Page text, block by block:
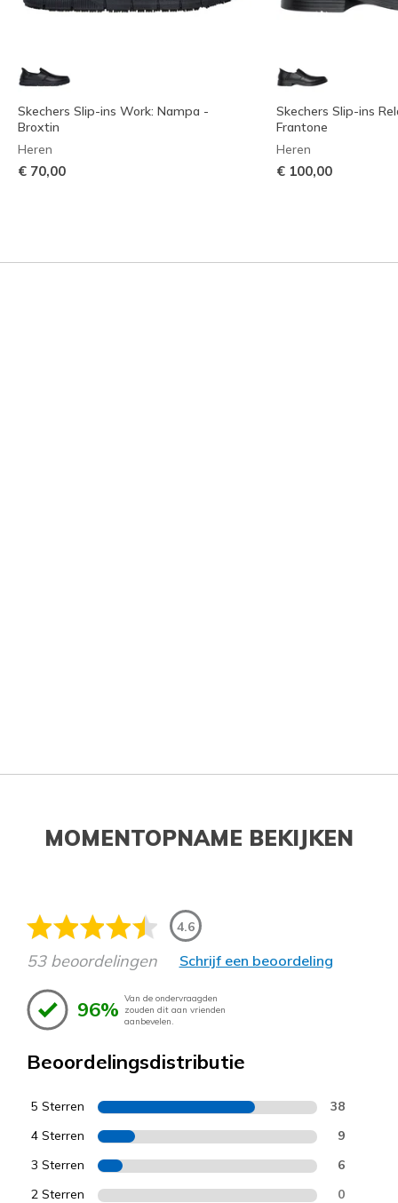
Skechers Slip-ins Work: Nampa -
Broxtin
Heren
€ 70,00
Skechers Slip-ins
Frantone
Heren
€ 100,00
MOMENTOPNAME BEKIJKEN
4.6
53 beoordelingen Schrijf een beoordeling
96% Van de ondervraagden
zouden dit aan vrienden
aanbevelen.
Beoordelingsdistributie
5 Sterren 38
4 Sterren 9
3 Sterren 6
2 Sterren 0